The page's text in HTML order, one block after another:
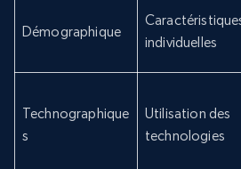
Démographique
individuelles
Technographique
s
Utilisation des
technologies